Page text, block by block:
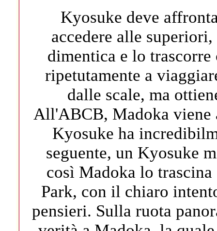
Kyosuke deve
accedere alle
dimentica e lo
ripetutamente a
dalle scale, ma
All'ABCB, Madoka viene
Kyosuke ha
seguente, un Kyosuke
così Madoka lo
Park, con il chiaro
pensieri. Sulla ruota